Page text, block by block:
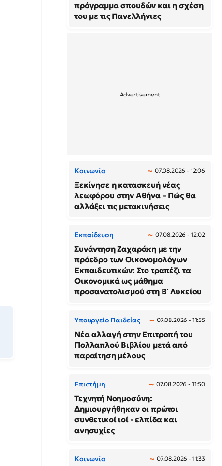
πρόγραμμα σπουδών και η σχέση
του με τις Πανελλήνιες
Κοινωνία 07.08.2026 - 12:06
Ξεκίνησε η κατασκευή νέας
λεωφόρου στην Αθήνα – Πώς θα
αλλάξει τις μετακινήσεις
Εκπαίδευση 07.08.2026 - 12:02
Συνάντηση Ζαχαράκη με την
πρόεδρο των Οικονομολόγων
Εκπαιδευτικών: Στο τραπέζι τα
Οικονομικά ως μάθημα
προσανατολισμού στη Β΄ Λυκείου
Υπουργείο Παιδείας 07.08.2026 - 11:55
Νέα αλλαγή στην Επιτροπή του
Πολλαπλού Βιβλίου μετά από
παραίτηση μέλους
Επιστήμη 07.08.2026 - 11:50
Τεχνητή Νοημοσύνη:
Δημιουργήθηκαν οι πρώτοι
συνθετικοί ιοί - ελπίδα και
ανησυχίες
Κοινωνία 07.08.2026 - 11:33